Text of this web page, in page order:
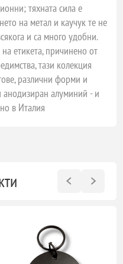
тяхната сила е
на метал и каучук те не
и са много удобни.
етикета, причинено от
тази колекция
различни форми и
алуминий - и
в Италия